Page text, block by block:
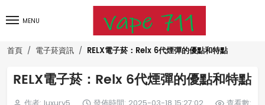
MENU
首頁 電子菸資訊 RELX電子菸：Relx 6代煙彈的優點和特點
RELX電子菸：Relx 6代煙彈的優點和特點
作者: luxury5 發佈時間: 2025-03-18 15:27:02
查看數: